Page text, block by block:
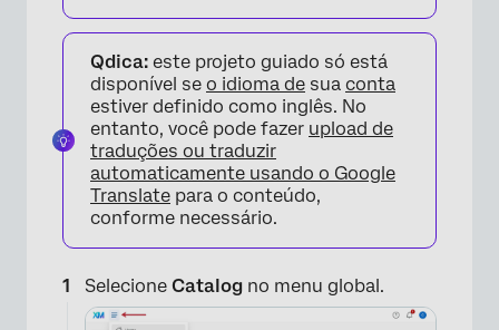
Qdica: este projeto guiado só está
disponível se o idioma de sua conta
estiver definido como inglês. No
entanto, você pode fazer upload de
traduções ou traduzir
automaticamente usando o Google
Translate para o conteúdo,
conforme necessário.
Selecione Catalog no menu global.